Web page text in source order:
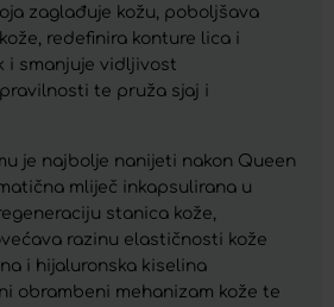
zaglađuje kožu, poboljšava
redefinira konture lica i
i smanjuje vidljivost
te pruža sjaj i
je najbolje nanijeti nakon Queen
mliječ inkapsulirana u
stanica kože,
razinu elastičnosti kože
i hijaluronska kiselina
obrambeni mehanizam kože te